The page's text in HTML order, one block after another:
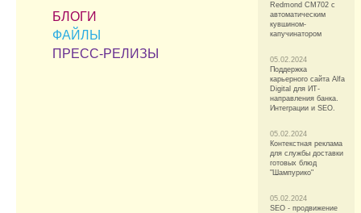
БЛОГИ
ФАЙЛЫ
ПРЕСС-РЕЛИЗЫ
Redmond CM702 с
автоматическим
кувшином-
капучинатором
05.02.2024
Поддержка
карьерного сайта Alfa
Digital для ИТ-
направления банка.
Интеграции и SEO.
05.02.2024
Контекстная реклама
для службы доставки
готовых блюд
"Шампурико"
05.02.2024
SEO - продвижение